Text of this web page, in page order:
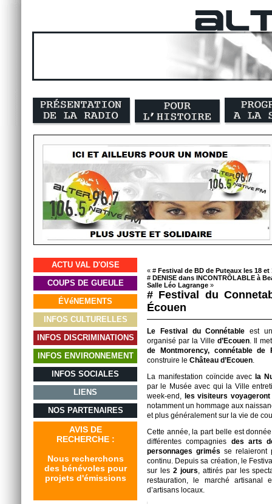
ACTU VAL D'OISE
COUPS DE GUEULE
ÉVéNEMENTS
INFOS CULTURELLES
INFOS DISCRIMINATIONS
INFOS ENVIRONNEMENT
INFOS SOCIALES
LIENS
NOS PARTENAIRES
AVIS DE
RECHERCHE :
Nous recherchons
des bénévoles pour
projets d'émissions
« # Festival de BD de Puteaux les 18 et
# DENISE dans INCONTRÔLABLE à
Salle Léo Lagrange »
# Festival du
Écouen
Le Festival du Connétable est
organisé par la Ville d’Ecouen. Il
de Montmorency, connétable
construire le Château d’Ecouen.
La manifestation coïncide avec la
par le Musée avec qui la Ville
week-end, les visiteurs
notamment un hommage aux
et plus généralement sur la vie de
Cette année, la part belle est
différentes compagnies des arts
personnages grimés se relaieront
continu. Depuis sa création, le
sur les 2 jours, attirés par les
restauration, le marché artisanal
d’artisans locaux.